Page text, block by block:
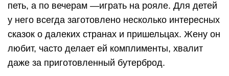
петь, а по вечерам —играть на рояле. Для детей
у него всегда заготовлено несколько интересных
сказок о далеких странах и пришельцах. Жену он
любит, часто делает ей комплименты, хвалит
даже за приготовленный бутерброд.